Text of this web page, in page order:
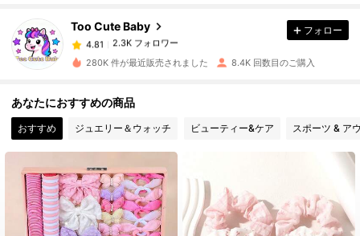
Too Cute Baby
4.81 2.3K フォロワー
4.81 2.3K フォロワー
フォロー
280K 件が最近販売されました 8.4K 回数目のご購入
あなたにおすすめの商品
おすすめ ジュエリー＆ウォッチ ビューティー&ケア スポーツ & ア